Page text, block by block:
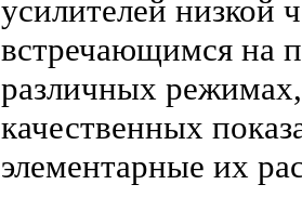
усилителей низкой
встречающимся на
различных
качественных
элементарные их